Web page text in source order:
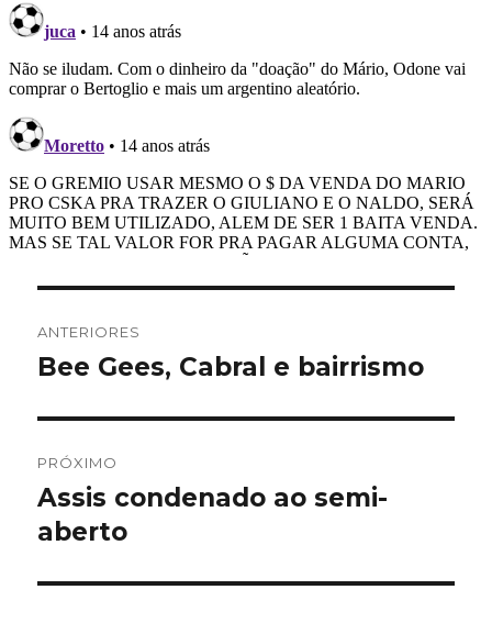
de
ANTERIORES
Post
Bee Gees, Cabral e bairrismo
PRÓXIMO
Próximo
post:
Assis condenado ao semi-
aberto